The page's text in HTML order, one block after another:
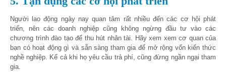
Người lao động ngày nay quan tâm rất nhiều đến các cơ hội phát
triển, nên các doanh nghiệp cũng không ngừng đầu tư vào các
chương trình đào tạo để thu hút nhân tài. Hãy xem xem cơ quan của
bạn có hoạt động gì và sẵn sàng tham gia để mở rộng vốn kiến thức
nghề nghiệp. Kể cả khi họ yêu cầu trả phí, cũng đừng ngần ngại tham
gia.